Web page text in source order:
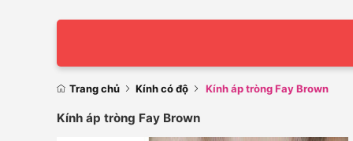
Trang chủ Kính có độ Kính áp tròng Fay Brown
Kính áp tròng Fay Brown